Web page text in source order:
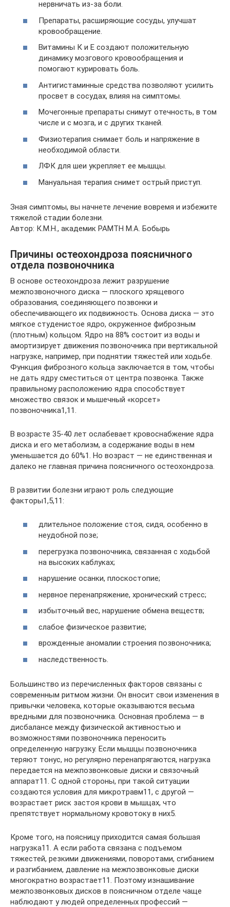
нервничать из-за боли.
Препараты, расширяющие сосуды, улучшат
кровообращение.
Витамины К и Е создают положительную
динамику мозгового кровообращения и
помогают курировать боль.
Антигистаминные средства позволяют усилить
просвет в сосудах, влияя на симптомы.
Мочегонные препараты снимут отечность, в том
числе и с мозга, и с других тканей.
Физиотерапия снимает боль и напряжение в
необходимой области.
ЛФК для шеи укрепляет ее мышцы.
Мануальная терапия снимет острый приступ.
Зная симптомы, вы начнете лечение вовремя и избежите
тяжелой стадии болезни.
Автор: К.М.Н., академик РАМТН М.А. Бобырь
Причины остеохондроза поясничного
отдела позвоночника
В основе остеохондроза лежит разрушение
межпозвоночного диска — плоского хрящевого
образования, соединяющего позвонки и
обеспечивающего их подвижность. Основа диска — это
мягкое студенистое ядро, окруженное фиброзным
(плотным) кольцом. Ядро на 88% состоит из воды и
амортизирует движения позвоночника при вертикальной
нагрузке, например, при поднятии тяжестей или ходьбе.
Функция фиброзного кольца заключается в том, чтобы
не дать ядру сместиться от центра позвонка. Также
правильному расположению ядра способствует
множество связок и мышечный «корсет»
позвоночника1,11.
В возрасте 35-40 лет ослабевает кровоснабжение ядра
диска и его метаболизм, а содержание воды в нем
уменьшается до 60%1. Но возраст — не единственная и
далеко не главная причина поясничного остеохондроза.
В развитии болезни играют роль следующие
факторы1,5,11:
длительное положение стоя, сидя, особенно в
неудобной позе;
перегрузка позвоночника, связанная с ходьбой
на высоких каблуках;
нарушение осанки, плоскостопие;
нервное перенапряжение, хронический стресс;
избыточный вес, нарушение обмена веществ;
слабое физическое развитие;
врожденные аномалии строения позвоночника;
наследственность.
Большинство из перечисленных факторов связаны с
современным ритмом жизни. Он вносит свои изменения в
привычки человека, которые оказываются весьма
вредными для позвоночника. Основная проблема — в
дисбалансе между физической активностью и
возможностями позвоночника переносить
определенную нагрузку. Если мышцы позвоночника
теряют тонус, но регулярно перенапрягаются, нагрузка
передается на межпозвонковые диски и связочный
аппарат11. С одной стороны, при такой ситуации
создаются условия для микротравм11, с другой —
возрастает риск застоя крови в мышцах, что
препятствует нормальному кровотоку в них5.
Кроме того, на поясницу приходится самая большая
нагрузка11. А если работа связана с подъемом
тяжестей, резкими движениями, поворотами, сгибанием
и разгибанием, давление на межпозвонковые диски
многократно возрастает11. Поэтому изнашивание
межпозвонковых дисков в поясничном отделе чаще
наблюдают у людей определенных профессий —